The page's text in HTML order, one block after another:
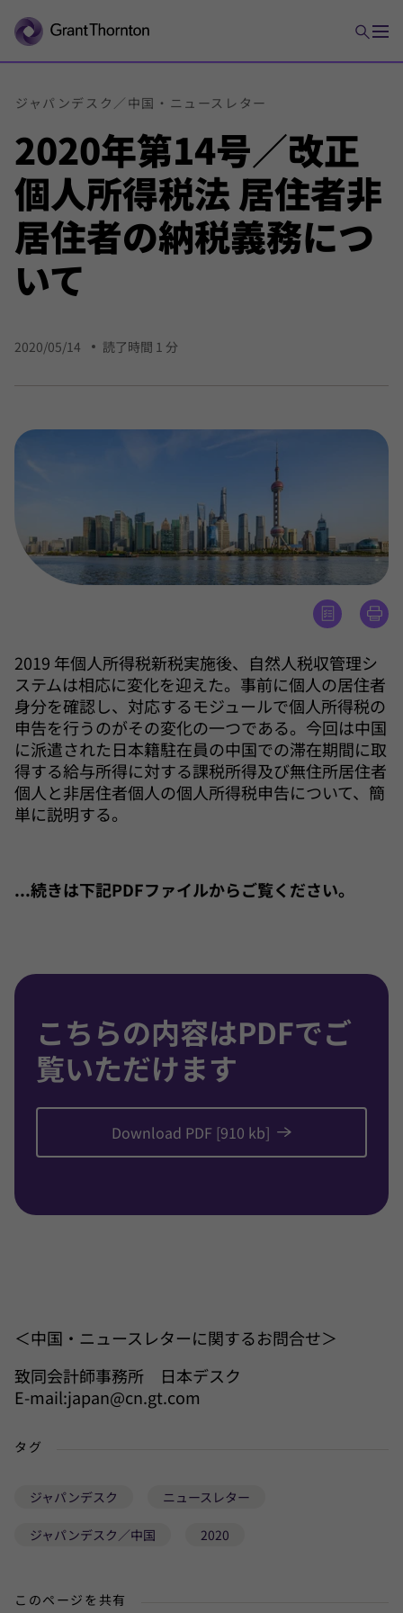
2020年第14号／改正
個人所得税法 居住者非
居住者の納税義務につ
いて
ジャパンデスク／ 中国・ ニュース レター
2020/05/14 読了時間 1 分
2019 年個人所得税新税実施後、自然人税収管理シ
ステムは相応に変化を迎えた。事前に個人の居住者
身分を確認し、対応するモジュールで個人所得税の
申告を行うのがその変化の一つである。今回は中国
に派遣された日本籍駐在員の中国での滞在期間に取
得する給与所得に対する課税所得及び無住所居住者
個人と非居住者個人の個人所得税申告について、簡
単に説明する。
...続きは下記PDFファイルからご覧ください。
こちらの内容はPDFでご
覧いただけます
Download PDF [910 kb]
＜中国・ニュースレターに関するお問合せ＞
致同会計師事務所 日本デスク
E-mail:japan@cn.gt.com
タグ
ジャパンデスク ニュースレター
ジャパンデスク／中国 2020
このページを共有